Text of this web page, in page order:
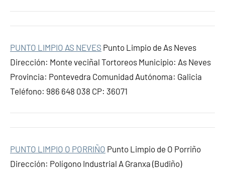
PUNTO LIMPIO AS NEVES Punto Limpio de As Neves
Dirección: Monte veciñal Tortoreos Municipio: As Neves
Provincia: Pontevedra Comunidad Autónoma: Galicia
Teléfono: 986 648 038 CP: 36071
PUNTO LIMPIO O PORRIÑO Punto Limpio de O Porriño
Dirección: Polígono Industrial A Granxa (Budiño)